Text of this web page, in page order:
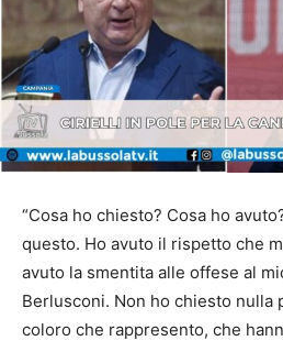
“Cosa ho chiesto? Cosa ho
questo. Ho avuto il rispetto che
avuto la smentita alle offese al
Berlusconi. Non ho chiesto nulla
coloro che rappresento, che